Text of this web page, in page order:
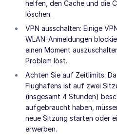
helfen, den Cache und die
löschen.
VPN ausschalten: Einige
WLAN-Anmeldungen
einen Moment
Problem löst.
Achten Sie auf Zeitlimits:
Flughafens ist auf zwei
(insgesamt 4 Stunden)
aufgebraucht haben,
neue Sitzung starten oder
erwerben.